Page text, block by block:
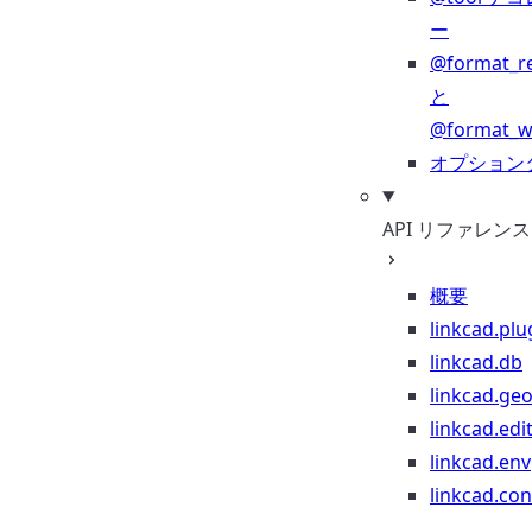
ー
と
オプション
API リファレンス
概要
linkcad.db
linkcad.edit
linkcad.env